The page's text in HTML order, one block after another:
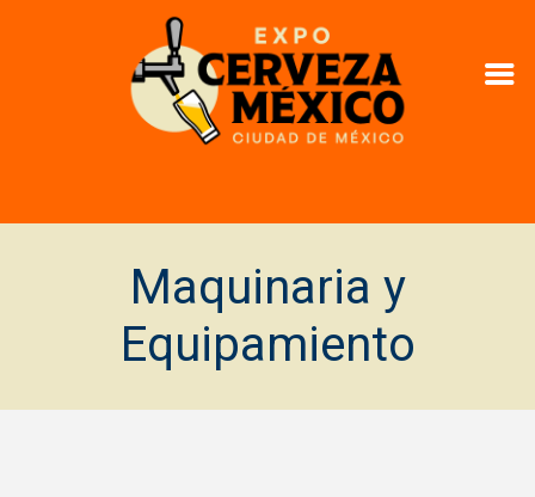
Maquinaria y
Equipamiento